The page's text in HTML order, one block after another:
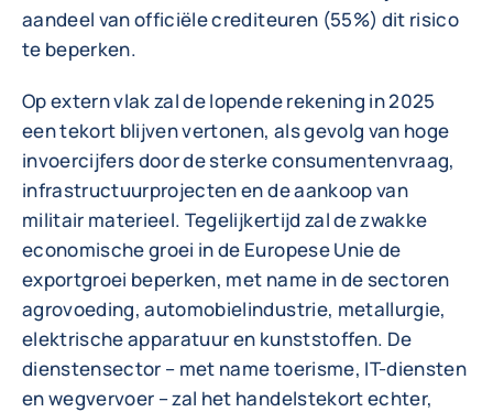
aandeel van officiële crediteuren (55%) dit risico
te beperken.
Op extern vlak zal de lopende rekening in 2025
een tekort blijven vertonen, als gevolg van hoge
invoercijfers door de sterke consumentenvraag,
infrastructuurprojecten en de aankoop van
militair materieel. Tegelijkertijd zal de zwakke
economische groei in de Europese Unie de
exportgroei beperken, met name in de sectoren
agrovoeding, automobielindustrie, metallurgie,
elektrische apparatuur en kunststoffen. De
dienstensector – met name toerisme, IT-diensten
en wegvervoer – zal het handelstekort echter,